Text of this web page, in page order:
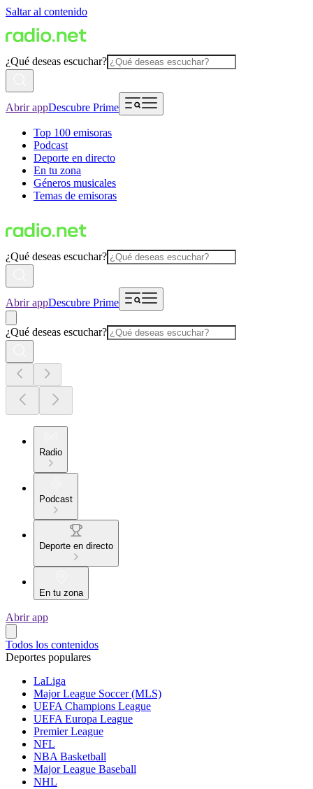
Saltar al contenido
¿Qué deseas escuchar?
Abrir appDescubre Prime
Top 100 emisoras
Podcast
Deporte en directo
En tu zona
Géneros musicales
Temas de emisoras
¿Qué deseas escuchar?
Abrir appDescubre Prime
¿Qué deseas escuchar?
Radio
Podcast
Deporte en directo
En tu zona
Abrir app
Todos los contenidos
Deportes populares
LaLiga
Major League Soccer (MLS)
UEFA Champions League
UEFA Europa League
Premier League
NFL
NBA Basketball
Major League Baseball
NHL